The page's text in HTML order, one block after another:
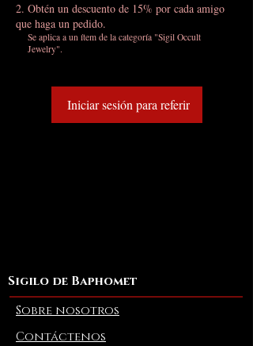
Obtén un descuento de 15% por cada amigo
que haga un pedido.
Se aplica a un ítem de la categoría "Sigil Occult
Jewelry".
Iniciar sesión para referir
Sigilo de Baphomet
Sobre nosotros
Contáctenos